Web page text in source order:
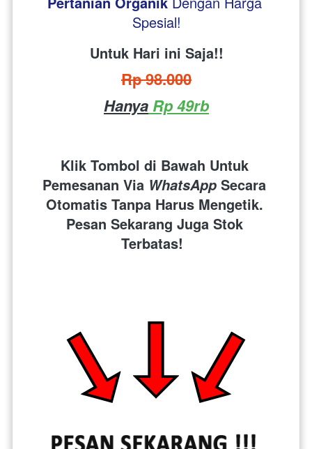
Spesial!
Untuk Hari ini Saja!!
Rp 98.000
Hanya Rp 49rb
Klik Tombol di Bawah Untuk
Pemesanan Via WhatsApp Secara
Otomatis Tanpa Harus Mengetik.
Pesan Sekarang Juga Stok
Terbatas!